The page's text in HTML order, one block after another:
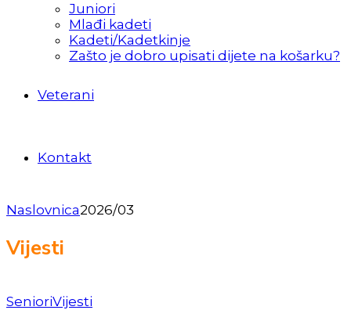
Juniori
Mlađi kadeti
Kadeti/Kadetkinje
Zašto je dobro upisati dijete na košarku?
Veterani
Kontakt
Naslovnica2026/03
Vijesti
SenioriVijesti